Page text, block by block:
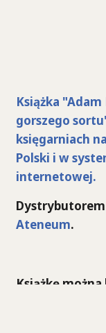
Książka "Adam
gorszego
księgarniach
Polski i w
internetowej.
Ateneum.
Książkę można